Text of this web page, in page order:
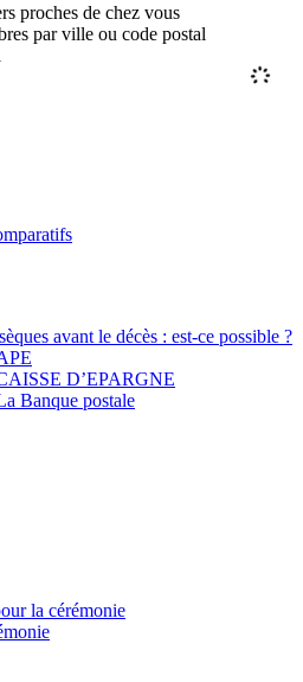
proches de chez vous
par ville ou code postal
avant le décès : est-ce possible ?
D’EPARGNE
Banque postale
la cérémonie